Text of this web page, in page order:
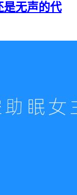
是无声的代